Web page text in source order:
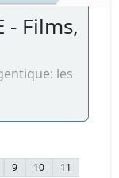
- Films,
les
9 10
11